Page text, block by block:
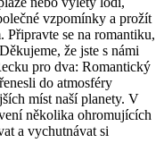
vzpomínky a prožít
Připravte se na romantiku,
že jste s námi
pro dva: Romantický
do atmosféry
míst naší planety. V
několika ohromujících
a vychutnávat si